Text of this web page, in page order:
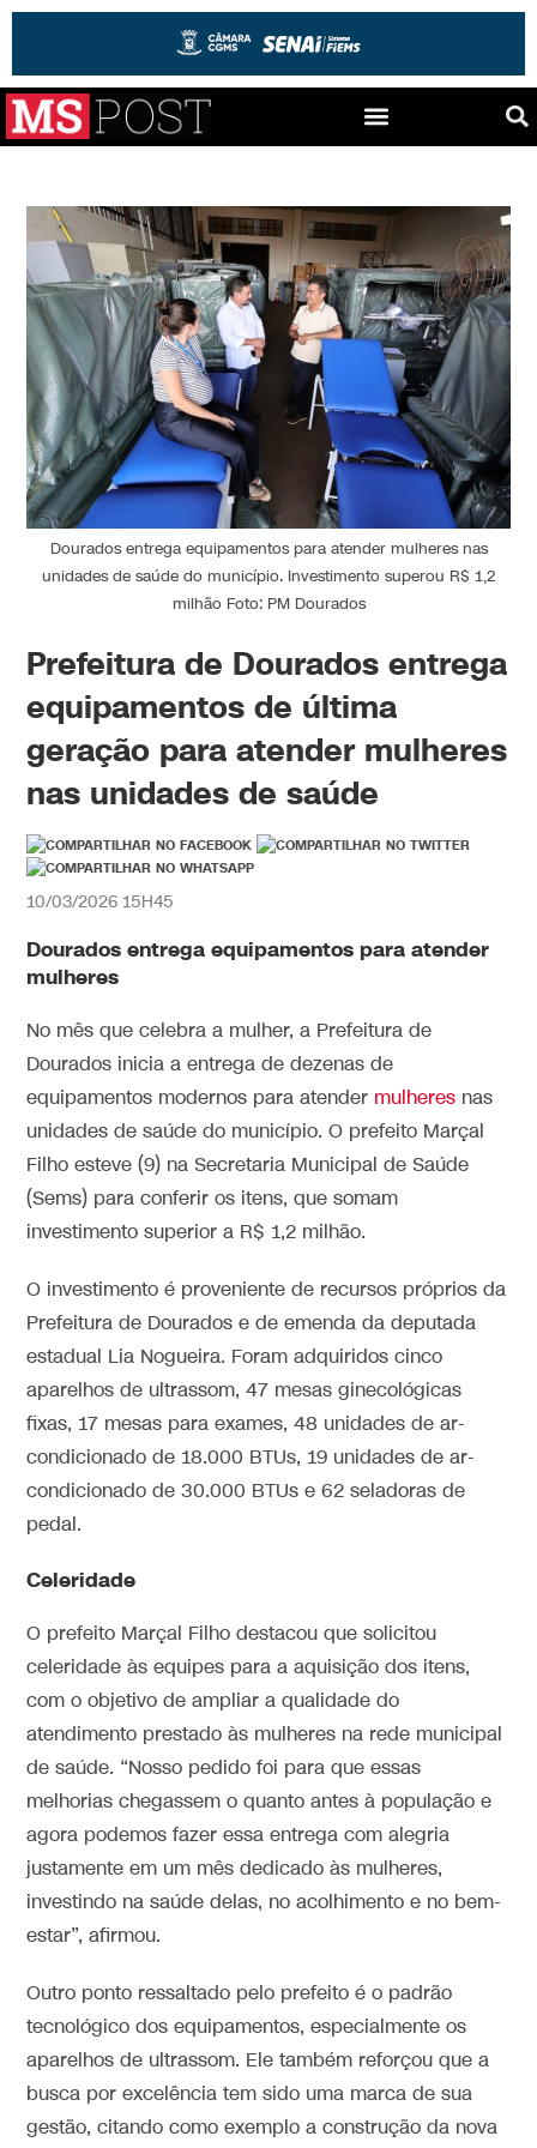
Dourados entrega equipamentos para atender mulheres nas
unidades de saúde do município. Investimento superou R$ 1,2
milhão Foto: PM Dourados
Prefeitura de Dourados entrega
equipamentos de última
geração para atender mulheres
nas unidades de saúde
10/03/2026 15H45
Dourados entrega equipamentos para atender
mulheres
No mês que celebra a mulher, a Prefeitura de
Dourados inicia a entrega de dezenas de
equipamentos modernos para atender mulheres nas
unidades de saúde do município. O prefeito Marçal
Filho esteve (9) na Secretaria Municipal de Saúde
(Sems) para conferir os itens, que somam
investimento superior a R$ 1,2 milhão.
O investimento é proveniente de recursos próprios da
Prefeitura de Dourados e de emenda da deputada
estadual Lia Nogueira. Foram adquiridos cinco
aparelhos de ultrassom, 47 mesas ginecológicas
fixas, 17 mesas para exames, 48 unidades de ar-
condicionado de 18.000 BTUs, 19 unidades de ar-
condicionado de 30.000 BTUs e 62 seladoras de
pedal.
Celeridade
O prefeito Marçal Filho destacou que solicitou
celeridade às equipes para a aquisição dos itens,
com o objetivo de ampliar a qualidade do
atendimento prestado às mulheres na rede municipal
de saúde. “Nosso pedido foi para que essas
melhorias chegassem o quanto antes à população e
agora podemos fazer essa entrega com alegria
justamente em um mês dedicado às mulheres,
investindo na saúde delas, no acolhimento e no bem-
estar”, afirmou.
Outro ponto ressaltado pelo prefeito é o padrão
tecnológico dos equipamentos, especialmente os
aparelhos de ultrassom. Ele também reforçou que a
busca por excelência tem sido uma marca de sua
gestão, citando como exemplo a construção da nova